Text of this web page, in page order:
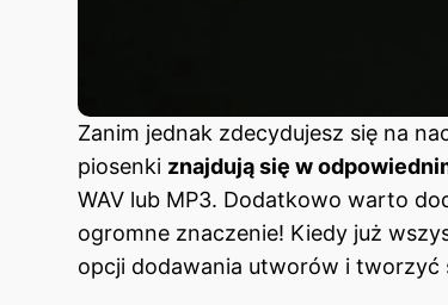
Zanim jednak zdecydujesz się na
piosenki znajdują się w
WAV lub MP3. Dodatkowo warto
ogromne znaczenie! Kiedy już
opcji dodawania utworów i tworzyć